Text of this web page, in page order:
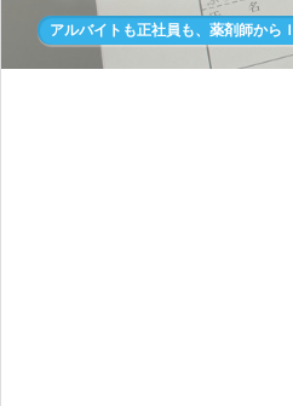
アルバイトも正社員も、薬剤師から